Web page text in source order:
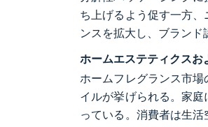
ち上げるよう促す一方
ンスを拡大し、ブランド
ホームエステティクスお
ホームフレグランス市
イルが挙げられる。家
っている。消費者は生